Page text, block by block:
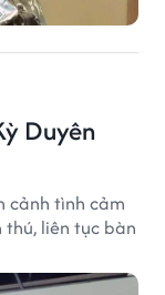
Duyên
cảnh tình cảm
thú, liên tục bàn